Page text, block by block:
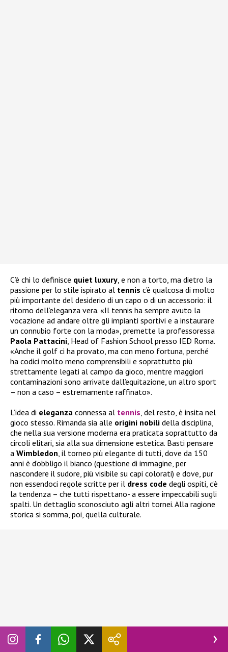
C’è chi lo definisce quiet luxury, e non a torto, ma dietro la
passione per lo stile ispirato al tennis c’è qualcosa di molto
più importante del desiderio di un capo o di un accessorio: il
ritorno dell’eleganza vera. «Il tennis ha sempre avuto la
vocazione ad andare oltre gli impianti sportivi e a instaurare
un connubio forte con la moda», premette la professoressa
Paola Pattacini, Head of Fashion School presso IED Roma.
«Anche il golf ci ha provato, ma con meno fortuna, perché
ha codici molto meno comprensibili e soprattutto più
strettamente legati al campo da gioco, mentre maggiori
contaminazioni sono arrivate dall’equitazione, un altro sport
– non a caso – estremamente raffinato».
L’idea di eleganza connessa al tennis, del resto, è insita nel
gioco stesso. Rimanda sia alle origini nobili della disciplina,
che nella sua versione moderna era praticata soprattutto da
circoli elitari, sia alla sua dimensione estetica. Basti pensare
a Wimbledon, il torneo più elegante di tutti, dove da 150
anni è d’obbligo il bianco (questione di immagine, per
nascondere il sudore, più visibile su capi colorati) e dove, pur
non essendoci regole scritte per il dress code degli ospiti, c’è
la tendenza – che tutti rispettano- a essere impeccabili sugli
spalti. Un dettaglio sconosciuto agli altri tornei. Alla ragione
storica si somma, poi, quella culturale.